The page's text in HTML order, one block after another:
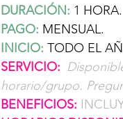
DURACIÓN: 1 HORA.
PAGO: MENSUAL.
INICIO: TODO EL
SERVICIO:
horario/grupo.
BENEFICIOS: